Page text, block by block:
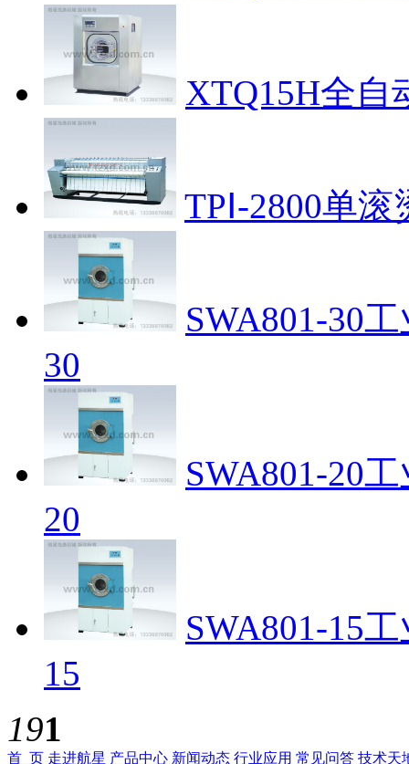
XTQ15H全自
TPⅠ-2800单滚
SWA801-30
30
SWA801-20
20
SWA801-15
15
191
首 页 走进航星 产品中心 新闻动态 行业应用 常见问答 技术天